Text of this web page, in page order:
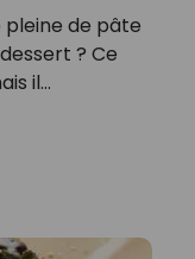
pleine de pâte
? Ce
il…